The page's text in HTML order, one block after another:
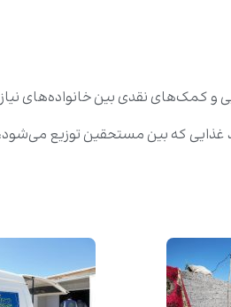
غذایی که بین مستحقین توزیع